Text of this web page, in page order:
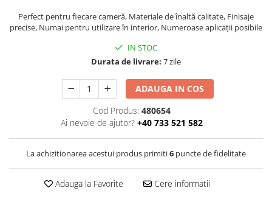
QUADRIX
QUADRIX COMPOZIT
SETURI CHIUVETA DE BUCATARIE SI
SIFOANE MONARCH
SITE / COSURI INOX
STRICTO
Perfect pentru fiecare cameră, Materiale de înaltă calitate, Finisaje
precise, Numai pentru utilizare în interior, Numeroase aplicații posibile
IN STOC
Durata de livrare: 7 zile
ADAUGA IN COS
Cod Produs: 480654
Ai nevoie de ajutor? +40 733 521 582
La achizitionarea acestui produs primiti6 puncte de fidelitate
Adauga la Favorite Cere informatii